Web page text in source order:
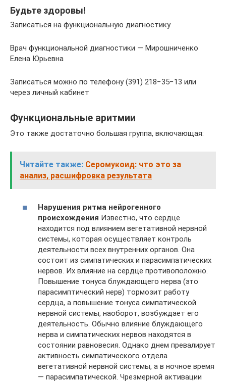
Будьте здоровы!
Записаться на функциональную диагностику
Врач функциональной диагностики — Мирошниченко
Елена Юрьевна
Записаться можно по телефону (391) 218−35−13 или
через личный кабинет
Функциональные аритмии
Это также достаточно большая группа, включающая:
Читайте также: Серомукоид: что это за
анализ, расшифровка результата
Нарушения ритма нейрогенного
происхождения Известно, что сердце
находится под влиянием вегетативной нервной
системы, которая осуществляет контроль
деятельности всех внутренних органов. Она
состоит из симпатических и парасимпатических
нервов. Их влияние на сердце противоположно.
Повышение тонуса блуждающего нерва (это
парасимптический нерв) тормозит работу
сердца, а повышение тонуса симпатической
нервной системы, наоборот, возбуждает его
деятельность. Обычно влияние блуждающего
нерва и симпатических нервов находятся в
состоянии равновесия. Однако днем превалирует
активность симпатического отдела
вегетативной нервной системы, а в ночное время
— парасимпатической. Чрезмерной активации